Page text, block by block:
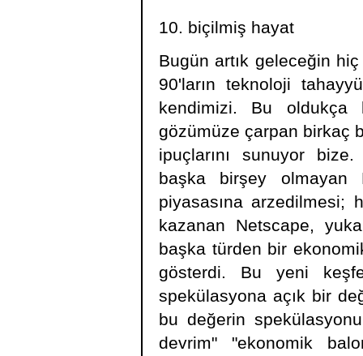
10. biçilmiş hayat
Bugün artık geleceğin
90'ların teknoloji
kendimizi. Bu oldukça
gözümüze çarpan birkaç
ipuçlarını sunuyor
başka birşey olmayan
piyasasına arzedilmesi;
kazanan Netscape,
başka türden bir
gösterdi. Bu yeni
spekülasyona açık bir
bu değerin
devrim" "ekonomik